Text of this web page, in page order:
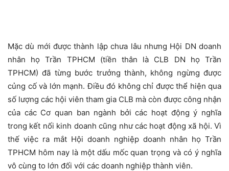
Mặc dù mới được thành lập chưa lâu nhưng Hội DN doanh
nhân họ Trần TPHCM (tiền thân là CLB DN họ Trần
TPHCM) đã từng bước trưởng thành, không ngừng được
củng cố và lớn mạnh. Điều đó không chỉ được thể hiện qua
số lượng các hội viên tham gia CLB mà còn được công nhận
của các Cơ quan ban ngành bởi các hoạt động ý nghĩa
trong kết nối kinh doanh cũng như các hoạt động xã hội. Vì
thế việc ra mắt Hội doanh nghiệp doanh nhân họ Trần
TPHCM hôm nay là một dấu mốc quan trọng và có ý nghĩa
vô cùng to lớn đối với các doanh nghiệp thành viên.